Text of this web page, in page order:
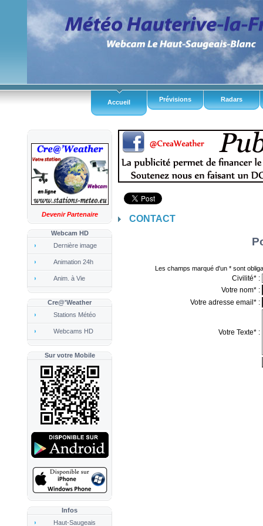
Accueil Prévisions Radars
Devenir Partenaire
Webcam HD
Dernière image
Animation 24h
Anim. à Vie
Cre@'Weather
Stations Météo
Webcams HD
Sur votre Mobile
Infos
Haut-Saugeais
CONTACT